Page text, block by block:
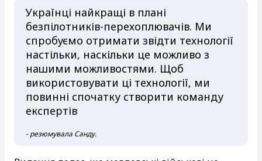
Українці найкращі в плані
безпілотників-перехоплювачів. Ми
спробуємо отримати звідти технології
настільки, наскільки це можливо з
нашими можливостями. Щоб
використовувати ці технології, ми
повинні спочатку створити команду
експертів
- резюмувала Санду.